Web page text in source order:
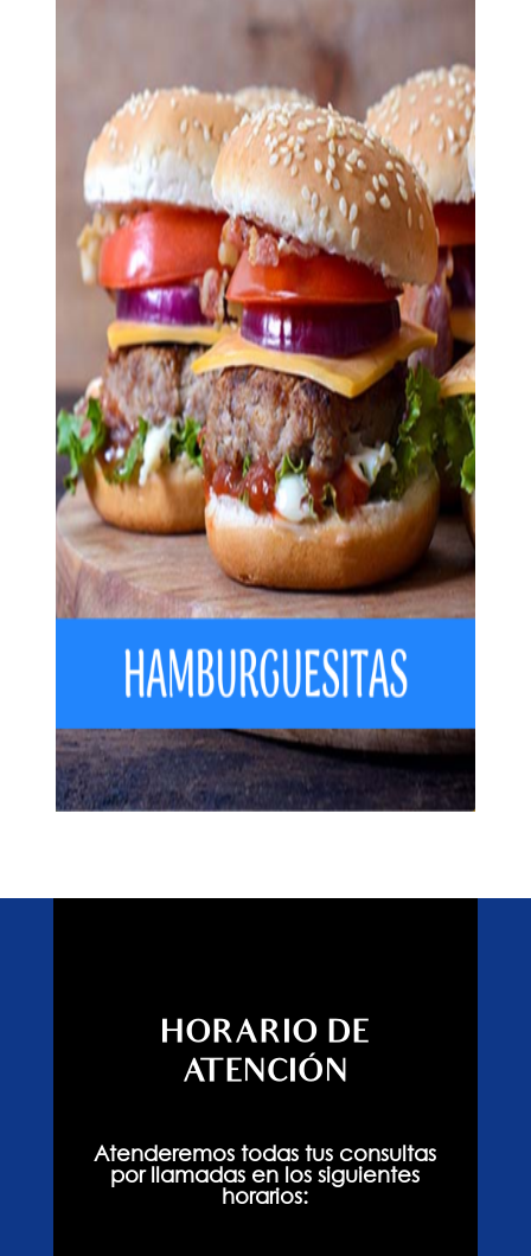
HORARIO DE
ATENCIÓN
Atenderemos todas tus consultas
por llamadas en los siguientes
horarios: